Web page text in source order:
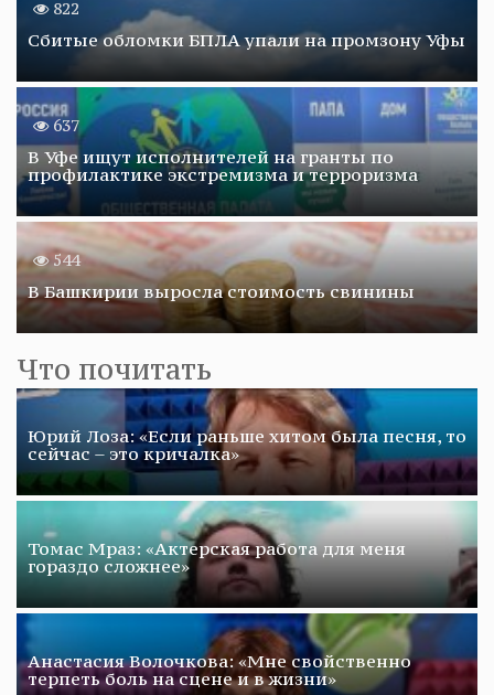
822
Сбитые обломки БПЛА упали на промзону Уфы
637
В Уфе ищут исполнителей на гранты по
профилактике экстремизма и терроризма
544
В Башкирии выросла стоимость свинины
Что почитать
Юрий Лоза: «Если раньше хитом была песня, то
сейчас – это кричалка»
Томас Мраз: «Актерская работа для меня
гораздо сложнее»
Анастасия Волочкова: «Мне свойственно
терпеть боль на сцене и в жизни»